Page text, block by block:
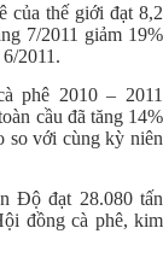
của thế giới đạt 8,2
7/2011 giảm 19%
2011.
phê 2010 – 2011
cầu đã tăng 14%
so với cùng kỳ niên
Độ đạt 28.080 tấn
đồng cà phê, kim